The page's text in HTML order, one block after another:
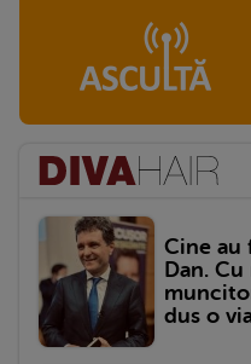
Cine au
Dan.
dus o